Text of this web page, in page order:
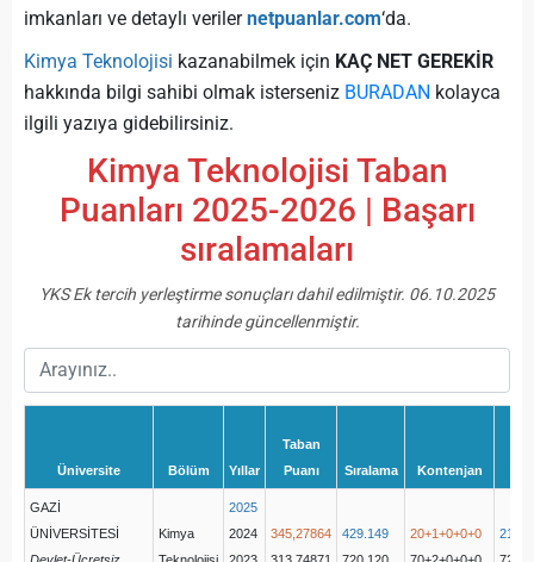
imkanları ve detaylı verilernetpuanlar.com‘da.
Kimya Teknolojisi kazanabilmek için KAÇ NET GEREKİR
hakkında bilgi sahibi olmak isterseniz BURADAN kolayca
ilgili yazıya gidebilirsiniz.
Kimya Teknolojisi Taban
Puanları 2025-2026 | Başarı
sıralamaları
YKS Ek tercih yerleştirme sonuçları dahil edilmiştir. 06.10.2025
tarihinde güncellenmiştir.
Üniversite Bölüm Yıllar
Taban
Puanı
Sıralama Kontenjan
GAZİ
ÜNİVERSİTESİ
Kimya
2025
2024
345,27864
429.149
20+1+0+0+0